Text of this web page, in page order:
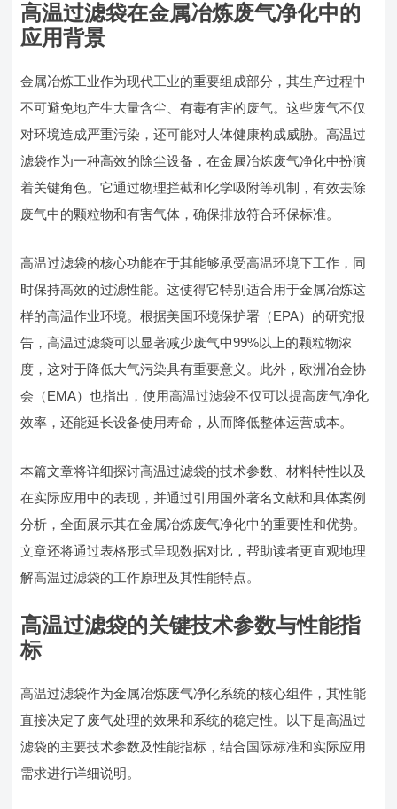
高温过滤袋在金属冶炼废气净化中的
应用背景
金属冶炼工业作为现代工业的重要组成部分，其生产过程中
不可避免地产生大量含尘、有毒有害的废气。这些废气不仅
对环境造成严重污染，还可能对人体健康构成威胁。高温过
滤袋作为一种高效的除尘设备，在金属冶炼废气净化中扮演
着关键角色。它通过物理拦截和化学吸附等机制，有效去除
废气中的颗粒物和有害气体，确保排放符合环保标准。
高温过滤袋的核心功能在于其能够承受高温环境下工作，同
时保持高效的过滤性能。这使得它特别适合用于金属冶炼这
样的高温作业环境。根据美国环境保护署（EPA）的研究报
告，高温过滤袋可以显著减少废气中99%以上的颗粒物浓
度，这对于降低大气污染具有重要意义。此外，欧洲冶金协
会（EMA）也指出，使用高温过滤袋不仅可以提高废气净化
效率，还能延长设备使用寿命，从而降低整体运营成本。
本篇文章将详细探讨高温过滤袋的技术参数、材料特性以及
在实际应用中的表现，并通过引用国外著名文献和具体案例
分析，全面展示其在金属冶炼废气净化中的重要性和优势。
文章还将通过表格形式呈现数据对比，帮助读者更直观地理
解高温过滤袋的工作原理及其性能特点。
高温过滤袋的关键技术参数与性能指
标
高温过滤袋作为金属冶炼废气净化系统的核心组件，其性能
直接决定了废气处理的效果和系统的稳定性。以下是高温过
滤袋的主要技术参数及性能指标，结合国际标准和实际应用
需求进行详细说明。